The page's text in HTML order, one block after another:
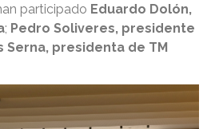
participado Eduardo Dolón,
; Pedro Soliveres, presidente
Serna, presidenta de TM